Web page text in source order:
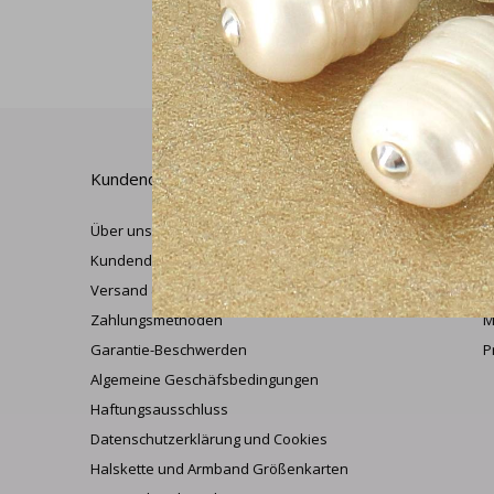
Kundendienst
Über uns
Kundendienst
Versand & Rückversand
Zahlungsmethoden
Garantie-Beschwerden
Algemeine Geschäfsbedingungen
Haftungsausschluss
Datenschutzerklärung und Cookies
Halskette und Armband Größenkarten